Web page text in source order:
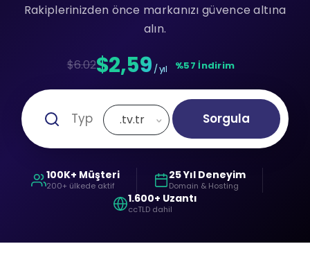
Rakiplerinizden önce markanızı güvence altına
alın.
$6.02$2,59 / yıl %57 İndirim
.tv.tr Sorgula
100K+ Müşteri
200+ ülkede aktif
25 Yıl Deneyim
Domain & Hosting
1.600+ Uzantı
ccTLD dahil